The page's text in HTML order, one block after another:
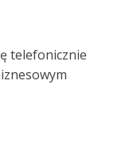
telefonicznie